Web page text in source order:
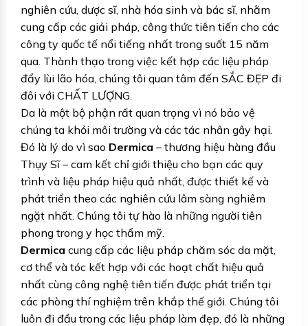
nghiên cứu, dược sĩ, nhà hóa sinh và bác sĩ, nhằm
cung cấp các giải pháp, công thức tiên tiến cho các
công ty quốc tế nổi tiếng nhất trong suốt 15 năm
qua. Thành thạo trong việc kết hợp các liệu pháp
đẩy lùi lão hóa, chúng tôi quan tâm đến SẮC ĐẸP đi
đôi với CHẤT LƯỢNG.
Da là một bộ phận rất quan trọng vì nó bảo vệ
chúng ta khỏi môi trường và các tác nhân gây hại.
Đó là lý do vì sao Dermica – thương hiệu hàng đầu
Thụy Sĩ – cam kết chỉ giới thiệu cho bạn các quy
trình và liệu pháp hiệu quả nhất, được thiết kế và
phát triển theo các nghiên cứu lâm sàng nghiêm
ngặt nhất. Chúng tôi tự hào là những người tiên
phong trong y học thẩm mỹ.
Dermica cung cấp các liệu pháp chăm sóc da mặt,
cơ thể và tóc kết hợp với các hoạt chất hiệu quả
nhất cùng công nghệ tiên tiến được phát triển tại
các phòng thí nghiệm trên khắp thế giới. Chúng tôi
luôn đi đầu trong các liệu pháp làm đẹp, đó là những